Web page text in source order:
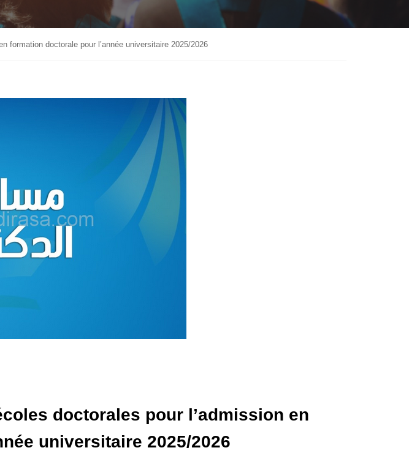
formation doctorale pour l’année universitaire 2025/2026
doctorales pour l’admission en
universitaire 2025/2026